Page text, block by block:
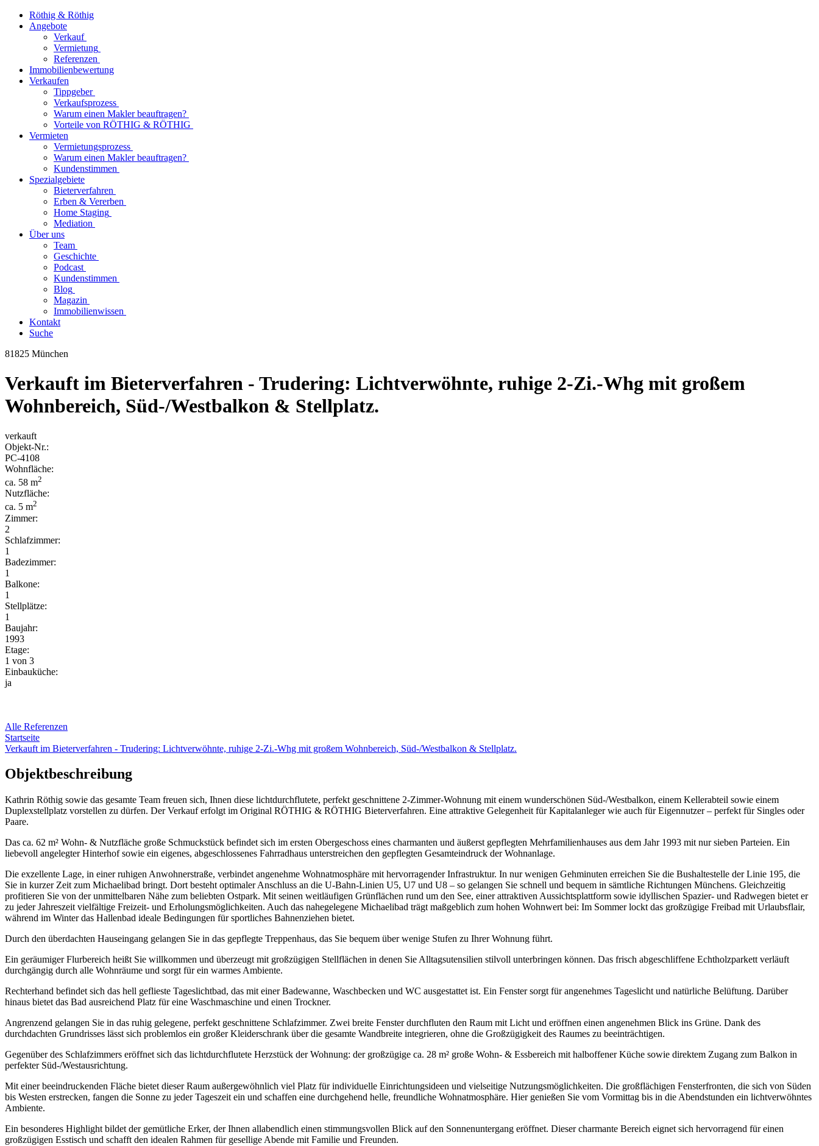
Röthig & Röthig
Angebote
Verkauf
Vermietung
Referenzen
Immobilienbewertung
Verkaufen
Tippgeber
Verkaufsprozess
Warum einen Makler beauftragen?
Vorteile von RÖTHIG & RÖTHIG
Vermieten
Vermietungsprozess
Warum einen Makler beauftragen?
Kundenstimmen
Spezialgebiete
Bieterverfahren
Erben & Vererben
Home Staging
Mediation
Über uns
Team
Geschichte
Podcast
Kundenstimmen
Blog
Magazin
Immobilienwissen
Kontakt
Suche
81825 München
Verkauft im Bieterverfahren - Trudering: Lichtverwöhnte, ruhige 2-Zi.-Whg mit großem
Wohnbereich, Süd-/Westbalkon & Stellplatz.
verkauft
Objekt-Nr.:
PC-4108
Wohnfläche:
ca. 58 m2
Nutzfläche:
ca. 5 m2
Zimmer:
2
Schlafzimmer:
1
Badezimmer:
1
Balkone:
1
Stellplätze:
1
Baujahr:
1993
Etage:
1 von 3
Einbauküche:
ja
Alle Referenzen
Startseite
Verkauft im Bieterverfahren - Trudering: Lichtverwöhnte, ruhige 2-Zi.-Whg mit großem Wohnbereich, Süd-/Westbalkon & Stellplatz.
Objektbeschreibung
Kathrin Röthig sowie das gesamte Team freuen sich, Ihnen diese lichtdurchflutete, perfekt geschnittene 2-Zimmer-Wohnung mit einem wunderschönen Süd-/Westbalkon, einem Kellerabteil sowie einem
Duplexstellplatz vorstellen zu dürfen. Der Verkauf erfolgt im Original RÖTHIG & RÖTHIG Bieterverfahren. Eine attraktive Gelegenheit für Kapitalanleger wie auch für Eigennutzer – perfekt für Singles oder
Paare.
Das ca. 62 m² Wohn- & Nutzfläche große Schmuckstück befindet sich im ersten Obergeschoss eines charmanten und äußerst gepflegten Mehrfamilienhauses aus dem Jahr 1993 mit nur sieben Parteien. Ein
liebevoll angelegter Hinterhof sowie ein eigenes, abgeschlossenes Fahrradhaus unterstreichen den gepflegten Gesamteindruck der Wohnanlage.
Die exzellente Lage, in einer ruhigen Anwohnerstraße, verbindet angenehme Wohnatmosphäre mit hervorragender Infrastruktur. In nur wenigen Gehminuten erreichen Sie die Bushaltestelle der Linie 195, die
Sie in kurzer Zeit zum Michaelibad bringt. Dort besteht optimaler Anschluss an die U-Bahn-Linien U5, U7 und U8 – so gelangen Sie schnell und bequem in sämtliche Richtungen Münchens. Gleichzeitig
profitieren Sie von der unmittelbaren Nähe zum beliebten Ostpark. Mit seinen weitläufigen Grünflächen rund um den See, einer attraktiven Aussichtsplattform sowie idyllischen Spazier- und Radwegen bietet er
zu jeder Jahreszeit vielfältige Freizeit- und Erholungsmöglichkeiten. Auch das nahegelegene Michaelibad trägt maßgeblich zum hohen Wohnwert bei: Im Sommer lockt das großzügige Freibad mit Urlaubsflair,
während im Winter das Hallenbad ideale Bedingungen für sportliches Bahnenziehen bietet.
Durch den überdachten Hauseingang gelangen Sie in das gepflegte Treppenhaus, das Sie bequem über wenige Stufen zu Ihrer Wohnung führt.
Ein geräumiger Flurbereich heißt Sie willkommen und überzeugt mit großzügigen Stellflächen in denen Sie Alltagsutensilien stilvoll unterbringen können. Das frisch abgeschliffene Echtholzparkett verläuft
durchgängig durch alle Wohnräume und sorgt für ein warmes Ambiente.
Rechterhand befindet sich das hell geflieste Tageslichtbad, das mit einer Badewanne, Waschbecken und WC ausgestattet ist. Ein Fenster sorgt für angenehmes Tageslicht und natürliche Belüftung. Darüber
hinaus bietet das Bad ausreichend Platz für eine Waschmaschine und einen Trockner.
Angrenzend gelangen Sie in das ruhig gelegene, perfekt geschnittene Schlafzimmer. Zwei breite Fenster durchfluten den Raum mit Licht und eröffnen einen angenehmen Blick ins Grüne. Dank des
durchdachten Grundrisses lässt sich problemlos ein großer Kleiderschrank über die gesamte Wandbreite integrieren, ohne die Großzügigkeit des Raumes zu beeinträchtigen.
Gegenüber des Schlafzimmers eröffnet sich das lichtdurchflutete Herzstück der Wohnung: der großzügige ca. 28 m² große Wohn- & Essbereich mit halboffener Küche sowie direktem Zugang zum Balkon in
perfekter Süd-/Westausrichtung.
Mit einer beeindruckenden Fläche bietet dieser Raum außergewöhnlich viel Platz für individuelle Einrichtungsideen und vielseitige Nutzungsmöglichkeiten. Die großflächigen Fensterfronten, die sich von Süden
bis Westen erstrecken, fangen die Sonne zu jeder Tageszeit ein und schaffen eine durchgehend helle, freundliche Wohnatmosphäre. Hier genießen Sie vom Vormittag bis in die Abendstunden ein lichtverwöhntes
Ambiente.
Ein besonderes Highlight bildet der gemütliche Erker, der Ihnen allabendlich einen stimmungsvollen Blick auf den Sonnenuntergang eröffnet. Dieser charmante Bereich eignet sich hervorragend für einen
großzügigen Esstisch und schafft den idealen Rahmen für gesellige Abende mit Familie und Freunden.